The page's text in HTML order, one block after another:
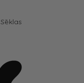
Sēklas